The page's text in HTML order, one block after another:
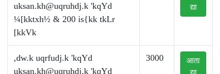
uksan.kh@uqruhdj.k 'kqYd
¼[kktxh½ & 200 is{kk tkLr
[kkVk
द्या
,dw.k uqrfudj.k 'kqYd
uksan.kh@uqruhdj.k 'kqYd
3000
आता
द्या